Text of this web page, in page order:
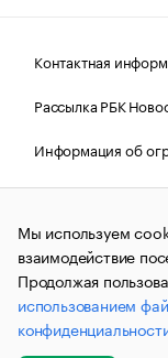
Контактная
Рассылка РБК
Информация об
Правовая
© АО
и материалы
связи,
коммуникаций
№ФС77-63848)
публикации могут
Мы используем
взаимодействие
Продолжая
использованием